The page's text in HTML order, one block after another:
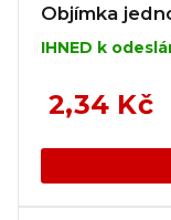
Objímka
IHNED k
2,34 Kč